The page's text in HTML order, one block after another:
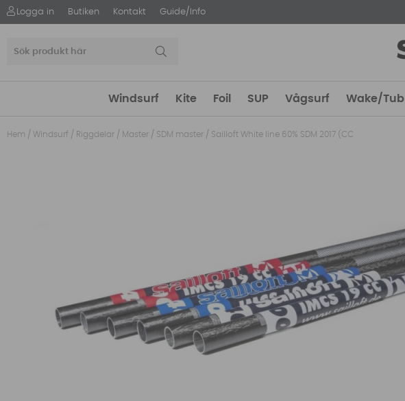
Logga in Butiken Kontakt Guide/Info
Windsurf Kite Foil SUP Vågsurf Wake/Tub
Hem / Windsurf / Riggdelar / Master / SDM master / Sailloft White line 60% SDM 2017 (CC